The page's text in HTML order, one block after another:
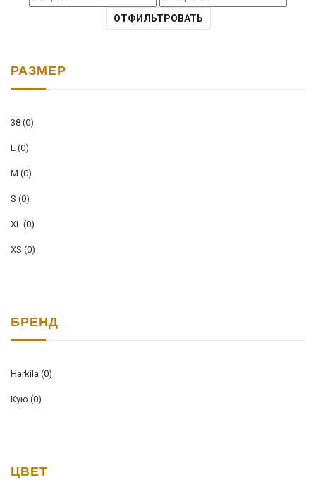
ОТФИЛЬТРОВАТЬ
РАЗМЕР
38 (0)
L (0)
M (0)
S (0)
XL (0)
XS (0)
БРЕНД
Harkila (0)
Кую (0)
ЦВЕТ